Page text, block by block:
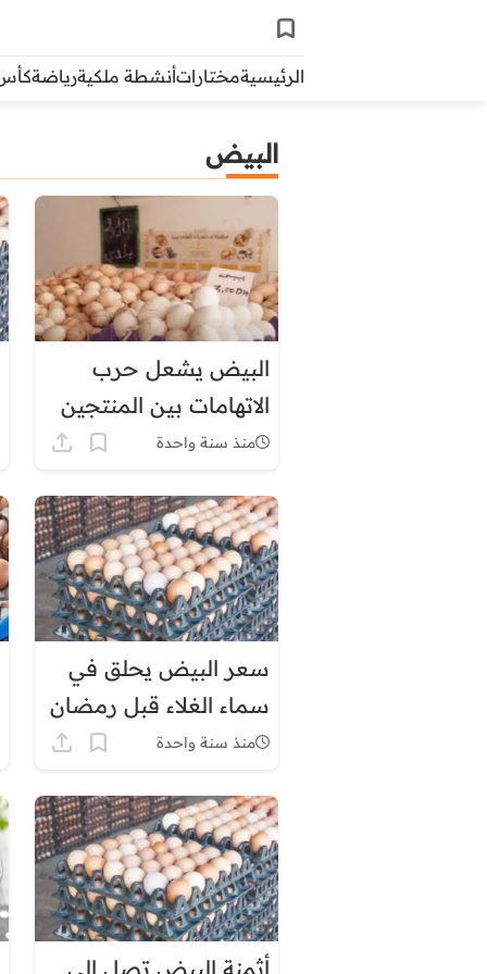
الرئيسيةمختاراتأنشطة ملكيةرياضةكأس
البيض
البيض يشعل حرب
الاتهامات بين المنتجين
والتجار
منذ سنة واحدة
سعر البيض يحلق في
سماء الغلاء قبل رمضان
منذ سنة واحدة
أثمنة البيض تصل إلى